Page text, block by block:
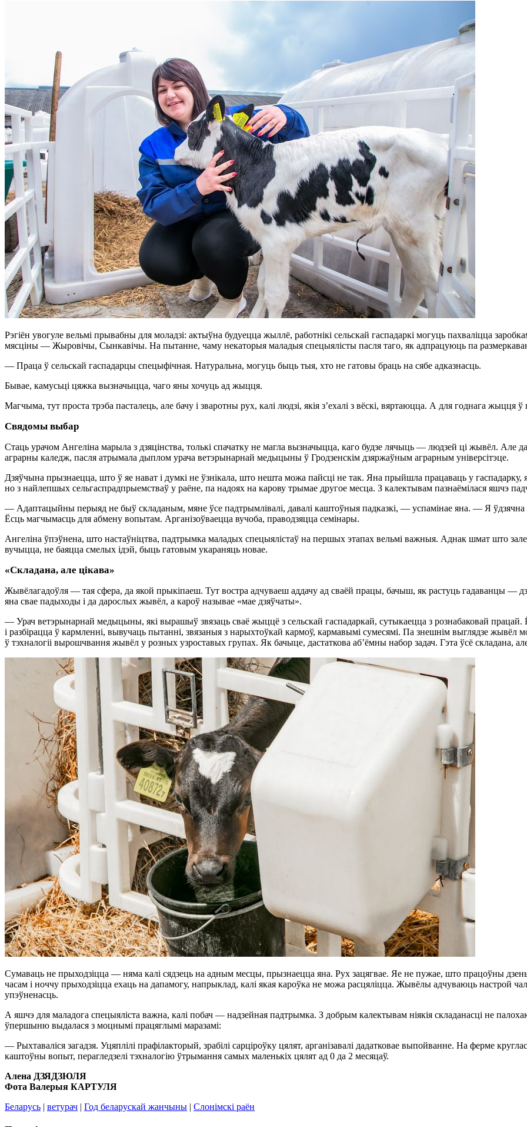
Рэгіён увогуле вельмі прывабны для моладзі: актыўна будуецца жыллё, работнікі сельскай гаспадаркі могуць пахваліцца
мясціны — Жыровічы, Сынкавічы. На пытанне, чаму некаторыя маладыя спецыялісты пасля таго, як адпрацуюць па
— Праца ў сельскай гаспадарцы спецыфічная. Натуральна, могуць быць тыя, хто не гатовы браць на сябе адказнасць.
Бывае, камусьці цяжка вызначыцца, чаго яны хочуць ад жыцця.
Магчыма, тут проста трэба пасталець, але бачу і зваротны рух, калі людзі, якія з’ехалі з вёскі, вяртаюцца. А для годнага жыцця
Свядомы выбар
Стаць урачом Ангеліна марыла з дзяцінства, толькі спачатку не магла вызначыцца, каго будзе лячыць — людзей ці жывёл. Але
аграрны каледж, пасля атрымала дыплом урача ветэрынарнай медыцыны ў Гродзенскім дзяржаўным аграрным універсітэце.
Дзяўчына прызнаецца, што ў яе нават і думкі не ўзнікала, што нешта можа пайсці не так. Яна прыйшла працаваць у
но з найлепшых сельгаспрадпрыемстваў у раёне, па надоях на карову трымае другое месца. З калектывам пазнаёмілася яшчэ
— Адаптацыйны перыяд не быў складаным, мяне ўсе падтрымлівалі, давалі каштоўныя падказкі, — успамінае яна. — Я ўдзячна
Ёсць магчымасць для абмену вопытам. Арганізоўваецца вучоба, праводзяцца семінары.
Ангеліна ўпэўнена, што настаўніцтва, падтрымка маладых спецыялістаў на першых этапах вельмі важныя. Аднак шмат што
вучыцца, не баяцца смелых ідэй, быць гатовым укараняць новае.
«Складана, але цікава»
Жывёлагадоўля — тая сфера, да якой прыкіпаеш. Тут востра адчуваеш аддачу ад сваёй працы, бачыш, як растуць гадаванцы —
яна свае падыходы і да дарослых жывёл, а кароў называе «мае дзяўчаты».
— Урач ветэрынарнай медыцыны, які вырашыў звязаць сваё жыццё з сельскай гаспадаркай, сутыкаецца з рознабаковай працай.
і разбірацца ў кармленні, вывучаць пытанні, звязаныя з нарыхтоўкай кармоў, кармавымі сумесямі. Па знешнім выглядзе жывёл
ў тэхналогіі вырошчвання жывёл у розных узроставых групах. Як бачыце, дастаткова аб’ёмны набор задач. Гэта ўсё складана,
Сумаваць не прыходзіцца — няма калі сядзець на адным месцы, прызнаецца яна. Рух зацягвае. Яе не пужае, што працоўны
часам і ноччу прыходзіцца ехаць на дапамогу, напрыклад, калі якая кароўка не можа расцяліцца. Жывёлы адчуваюць настрой
упэўненасць.
А яшчэ для маладога спецыяліста важна, калі побач — надзейная падтрымка. З добрым калектывам ніякія складанасці не
ўпершыню выдалася з моцнымі працяглымі маразамі:
— Рыхтаваліся загадзя. Уцяплілі прафілакторый, зрабілі сарціроўку цялят, арганізавалі дадатковае выпойванне. На ферме
каштоўны вопыт, перагледзелі тэхналогію ўтрымання самых маленькіх цялят ад 0 да 2 месяцаў.
Алена ДЗЯДЗЮЛЯ
Фота Валерыя КАРТУЛЯ
Беларусь | ветурач | Год беларускай жанчыны | Слонімскі раён